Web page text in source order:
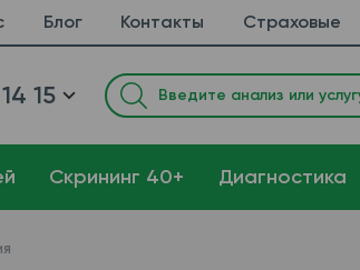
Блог Контакты Страховые
15
Cкрининг 40+ Диагностика